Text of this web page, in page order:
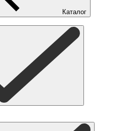
Каталог